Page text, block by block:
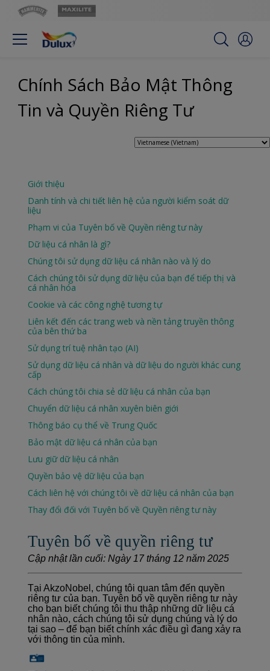
Chính Sách Bảo Mật Thông
Tin và Quyền Riêng Tư
Giới thiệu
Danh tính và chi tiết liên hệ của người kiểm soát dữ
liệu
Phạm vi của Tuyên bố về Quyền riêng tư này
Dữ liệu cá nhân là gì?
Chúng tôi sử dụng dữ liệu cá nhân nào và lý do
Cách chúng tôi sử dụng dữ liệu của bạn để tiếp thị và
cá nhân hóa
Cookie và các công nghệ tương tự
Liên kết đến các trang web và nền tảng truyền thông
của bên thứ ba
Sử dụng trí tuệ nhân tạo (AI)
Sử dụng dữ liệu cá nhân và dữ liệu do người khác cung
cấp
Cách chúng tôi chia sẻ dữ liệu cá nhân của bạn
Chuyển dữ liệu cá nhân xuyên biên giới
Thông báo cụ thể về Trung Quốc
Bảo mật dữ liệu cá nhân của bạn
Lưu giữ dữ liệu cá nhân
Quyền bảo vệ dữ liệu của bạn
Cách liên hệ với chúng tôi về dữ liệu cá nhân của bạn
Thay đổi đối với Tuyên bố về Quyền riêng tư này
Tuyên bố về quyền riêng tư
Cập nhật lần cuối: Ngày 17 tháng 12 năm 2025
Tại AkzoNobel, chúng tôi quan tâm đến quyền
riêng tư của bạn. Tuyên bố về quyền riêng tư này
cho bạn biết chúng tôi thu thập những dữ liệu cá
nhân nào, cách chúng tôi sử dụng chúng và lý do
tại sao – để bạn biết chính xác điều gì đang xảy ra
với thông tin của mình.